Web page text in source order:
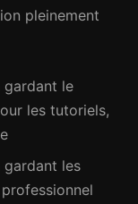
pleinement
le
les tutoriels,
les